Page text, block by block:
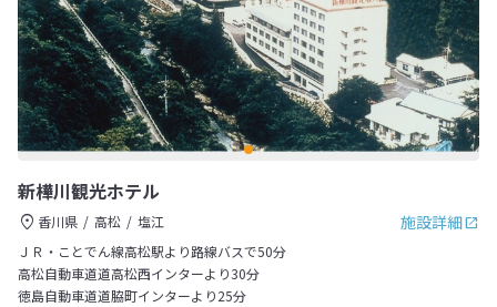
新樺川観光ホテル
施設詳細
香川県 高松
塩江
ＪＲ・ことでん線高松駅より路線バスで50分
高松自動車道道高松西インターより30分
徳島自動車道道脇町インターより25分